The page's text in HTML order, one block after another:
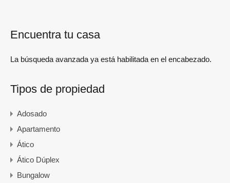
Encuentra tu casa
La búsqueda avanzada ya está habilitada en el encabezado.
Tipos de propiedad
Adosado
Apartamento
Ático
Ático Dúplex
Bungalow